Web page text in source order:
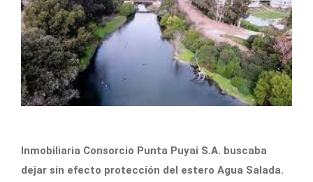
Inmobiliaria Consorcio Punta Puyai S.A. buscaba
dejar sin efecto protección del estero Agua Salada.